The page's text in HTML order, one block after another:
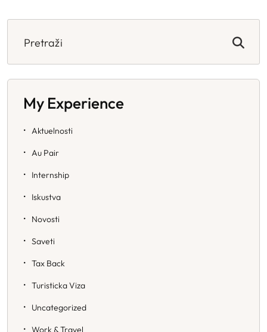
My Experience
Aktuelnosti
Au Pair
Internship
Iskustva
Novosti
Saveti
Tax Back
Turisticka Viza
Uncategorized
Work & Travel